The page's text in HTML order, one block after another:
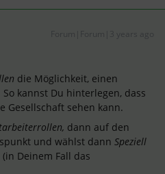
die Möglichkeit, einen
kannst Du hinterlegen, dass
Gesellschaft sehen kann.
dann auf den
und wählst dann Speziell
Deinem Fall das